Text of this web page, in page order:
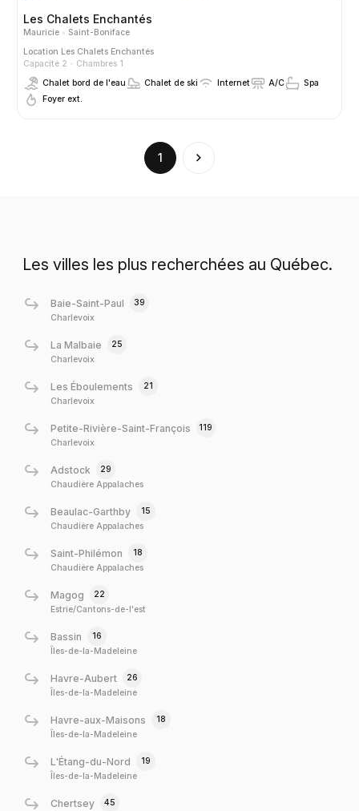
Les Chalets Enchantés
Mauricie
Saint-Boniface
Location Les Chalets Enchantés
Capacité 2
Chambres 1
Chalet bord de l'eau
Chalet de ski Internet A/C
Spa
Foyer ext.
1
(current)
Les villes les plus recherchées au Québec.
Baie-Saint-Paul
39
Charlevoix
La Malbaie
25
Charlevoix
Les Éboulements
21
Charlevoix
Petite-Rivière-Saint-François
119
Charlevoix
Adstock
29
Chaudière Appalaches
Beaulac-Garthby
15
Chaudière Appalaches
Saint-Philémon
18
Chaudière Appalaches
Magog
22
Estrie/Cantons-de-l'est
Bassin
16
Îles-de-la-Madeleine
Havre-Aubert
26
Îles-de-la-Madeleine
Havre-aux-Maisons
18
Îles-de-la-Madeleine
L'Étang-du-Nord
19
Îles-de-la-Madeleine
Chertsey
45